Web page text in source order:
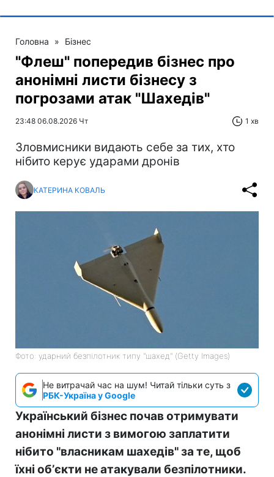
Головна » Бізнес
"Флеш" попередив бізнес про
анонімні листи бізнесу з
погрозами атак "Шахедів"
23:48 06.08.2026 Чт 1 хв
Зловмисники видають себе за тих, хто
нібито керує ударами дронів
КАТЕРИНА КОВАЛЬ
Фото: ударний безпілотник типу "шахед" (Getty Images)
Не витрачай час на шум! Читай тільки суть з
РБК-Україна у Google
Український бізнес почав отримувати
анонімні листи з вимогою заплатити
нібито "власникам шахедів" за те, щоб
їхні обʼєкти не атакували безпілотники.